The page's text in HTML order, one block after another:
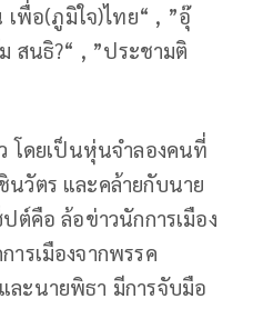
พื่อ(ภูมิใจ)ไทย“ , ”อุ๊
สนธิ?“ , ”ประชามติ
โดยเป็นหุ่นจำลองคนที่
วัตร และคล้ายกับนาย
ต์คือ ล้อข่าวนักการเมือง
รเมืองจากพรรค
ะนายพิธา มีการจับมือ